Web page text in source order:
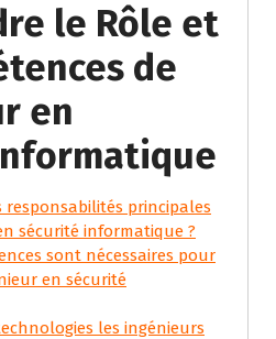
le Rôle et
de
en
responsabilités principales
sécurité informatique ?
sont nécessaires pour
en sécurité
les ingénieurs